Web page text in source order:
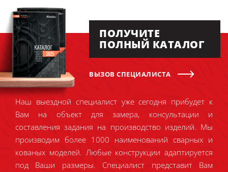
ПОЛУЧИТЕ
ПОЛНЫЙ КАТАЛОГ
ВЫЗОВ СПЕЦИАЛИСТА
Наш выездной специалист уже сегодня прибудет к
Вам на объект для замера, консультации и
составления задания на производство изделий. Мы
производим более 1000 наименований сварных и
кованых моделей. Любые конструкции адаптируется
под Ваши размеры. Специалист представит Вам